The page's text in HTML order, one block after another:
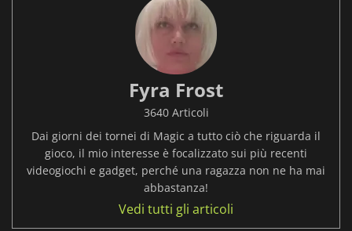
Fyra Frost
3640 Articoli
Dai giorni dei tornei di Magic a tutto ciò che riguarda il
gioco, il mio interesse è focalizzato sui più recenti
videogiochi e gadget, perché una ragazza non ne ha mai
abbastanza!
Vedi tutti gli articoli